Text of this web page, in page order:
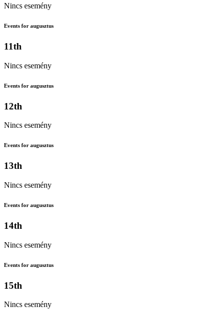
Nincs esemény
Events for augusztus
11th
Nincs esemény
Events for augusztus
12th
Nincs esemény
Events for augusztus
13th
Nincs esemény
Events for augusztus
14th
Nincs esemény
Events for augusztus
15th
Nincs esemény